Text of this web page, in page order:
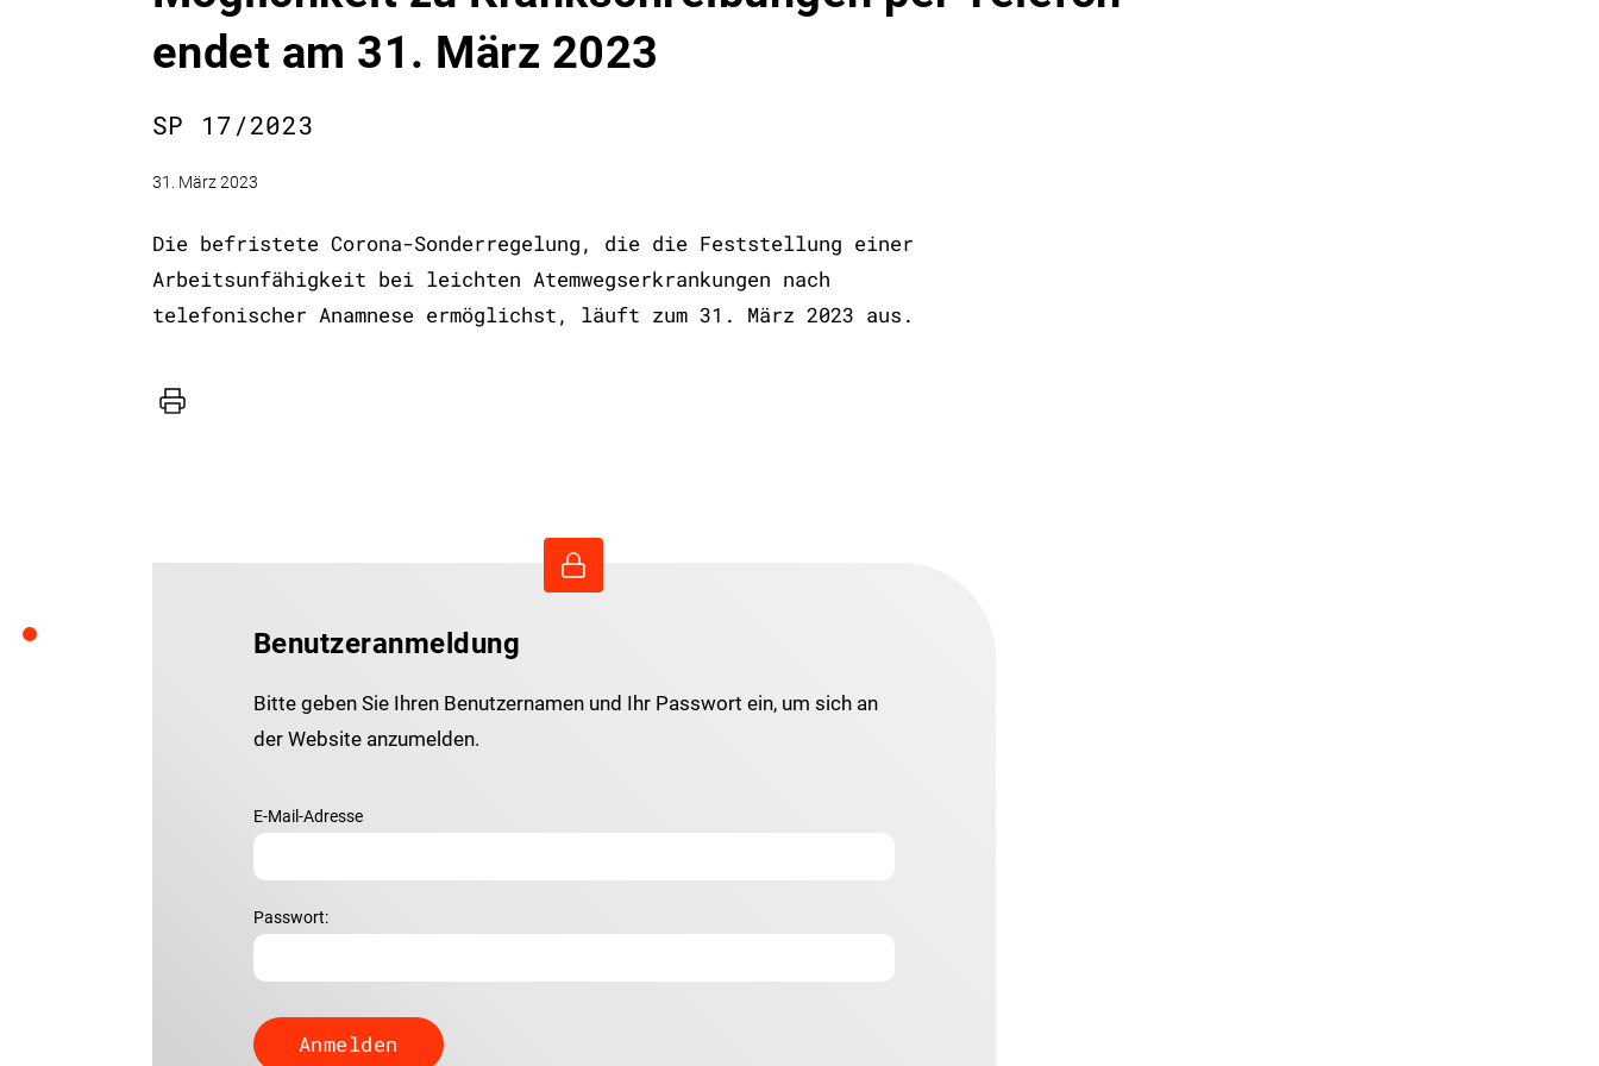
endet am 31. März 2023
SP 17/2023
31. März 2023
Die befristete Corona-Sonderregelung, die die Feststellung einer
Arbeitsunfähigkeit bei leichten Atemwegserkrankungen nach
telefonischer Anamnese ermöglichst, läuft zum 31. März 2023 aus.
Drucker
Benutzeranmeldung
Bitte geben Sie Ihren Benutzernamen und Ihr Passwort ein, um sich an
der Website anzumelden.
E-Mail-Adresse
Passwort: